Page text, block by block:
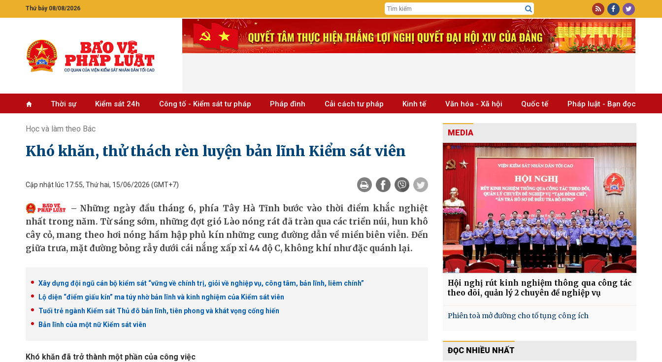
Thứ bảy 08/08/2026
Thời sự Kiểm sát 24h Công tố - Kiểm sát tư pháp Pháp đình Cải cách tư pháp Kinh tế Văn hóa - Xã hội Quốc tế Pháp luật - Bạn đọc
Học và làm theo Bác
Khó khăn, thử thách rèn luyện bản lĩnh Kiểm sát viên
Cập nhật lúc 17:55, Thứ hai, 15/06/2026 (GMT+7)
Những ngày đầu tháng 6, phía Tây Hà Tĩnh bước vào thời điểm khắc nghiệt
nhất trong năm. Từ sáng sớm, những đợt gió Lào nóng rát đã tràn qua các triền núi, hun khô
cây cỏ, mang theo hơi nóng hầm hập phủ kín những cung đường dẫn về miền biên viễn. Đến
giữa trưa, mặt đường bỏng rẫy dưới cái nắng xấp xỉ 44 độ C, không khí như đặc quánh lại.
Xây dựng đội ngũ cán bộ kiểm sát “vững về chính trị, giỏi về nghiệp vụ, công tâm, bản lĩnh, liêm chính”
Lộ diện “điểm giấu kín” ma túy nhờ bản lĩnh và kinh nghiệm của Kiểm sát viên
Tuổi trẻ ngành Kiểm sát Thủ đô bản lĩnh, tiên phong và khát vọng cống hiến
Bản lĩnh của một nữ Kiểm sát viên
Khó khăn đã trở thành một phần của công việc
MEDIA
Hội nghị rút kinh nghiệm thông qua công tác
theo dõi, quản lý 2 chuyên đề nghiệp vụ
Phiên toà mở đường cho tố tụng công ích
ĐỌC NHIỀU NHẤT